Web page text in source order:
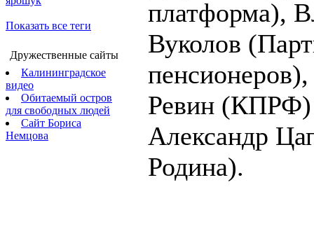
Показать все теги
Дружественные сайты
Калининградское
видео
Обитаемый остров
для свободных людей
Сайт Бориса
Немцова
платформа),
Вуколов
Ревин
Александр
Родина).